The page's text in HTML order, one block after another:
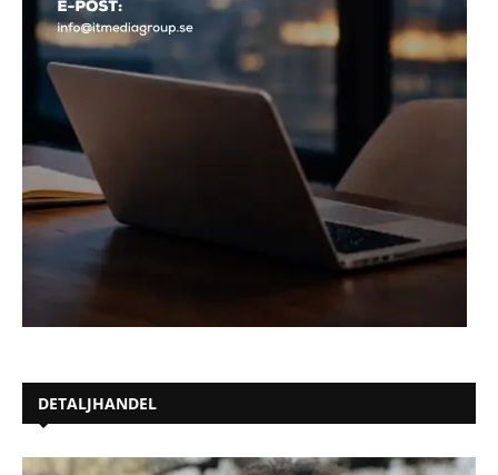
DETALJHANDEL